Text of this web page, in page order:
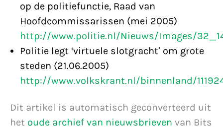
op de politiefunctie, Raad van
Hoofdcommissarissen (mei 2005)
http://www.politie.nl/Nieuws/Images/
Politie legt ‘virtuele slotgracht’ om grote
steden (21.06.2005)
http://www.volkskrant.nl/binnenland/
Dit artikel is automatisch geconverteerd uit
het oude archief van nieuwsbrieven van Bits